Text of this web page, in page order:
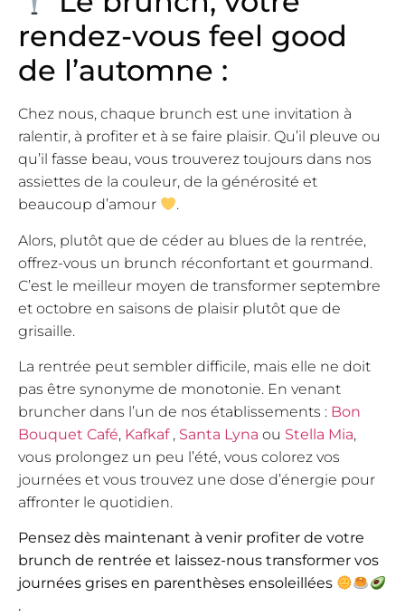
rendez-vous feel good
de l’automne :
Chez nous, chaque brunch est une invitation à
ralentir, à profiter et à se faire plaisir. Qu’il pleuve ou
qu’il fasse beau, vous trouverez toujours dans nos
assiettes de la couleur, de la générosité et
beaucoup d’amour
.
Alors, plutôt que de céder au blues de la rentrée,
offrez-vous un brunch réconfortant et gourmand.
C’est le meilleur moyen de transformer septembre
et octobre en saisons de plaisir plutôt que de
grisaille.
La rentrée peut sembler difficile, mais elle ne doit
pas être synonyme de monotonie. En venant
bruncher dans l’un de nos établissements : Bon
Bouquet Café, Kafkaf, Santa Lyna ou Stella Mia,
vous prolongez un peu l’été, vous colorez vos
journées et vous trouvez une dose d’énergie pour
affronter le quotidien.
Pensez dès maintenant à venir profiter de votre
brunch de rentrée et laissez-nous transformer vos
journées grises en parenthèses ensoleillées
.